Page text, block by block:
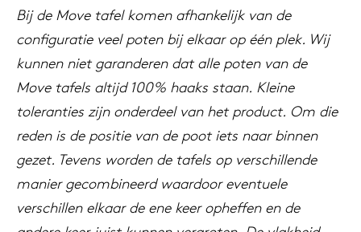
Bij de Move tafel komen afhankelijk van de
configuratie veel poten bij elkaar op één plek. Wij
kunnen niet garanderen dat alle poten van de
Move tafels altijd 100% haaks staan. Kleine
toleranties zijn onderdeel van het product. Om die
reden is de positie van de poot iets naar binnen
gezet. Tevens worden de tafels op verschillende
manier gecombineerd waardoor eventuele
verschillen elkaar de ene keer opheffen en de